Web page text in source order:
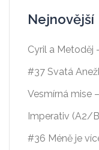
Nejnovější
Cyril a Metoděj
#37 Svatá
Vesmírná mise
Imperativ (A2/
#36 Méně je